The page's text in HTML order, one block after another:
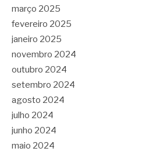
março 2025
fevereiro 2025
janeiro 2025
novembro 2024
outubro 2024
setembro 2024
agosto 2024
julho 2024
junho 2024
maio 2024